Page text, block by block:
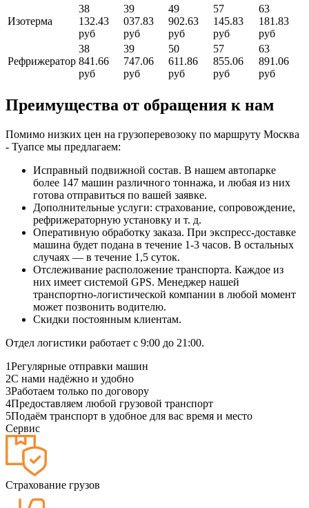
Изотерма
38
132.43
руб
39
037.83
руб
49
902.63
руб
57
145.83
руб
63
181.83
руб
Рефрижератор
38
841.66
руб
39
747.06
руб
50
611.86
руб
57
855.06
руб
63
891.06
руб
Преимущества от обращения к нам
Помимо низких цен на грузоперевозоку по маршруту Москва
- Туапсе мы предлагаем:
Исправный подвижной состав. В нашем автопарке
более 147 машин различного тоннажа, и любая из них
готова отправиться по вашей заявке.
Дополнительные услуги: страхование, сопровождение,
рефрижераторную установку и т. д.
Оперативную обработку заказа. При экспресс-доставке
машина будет подана в течение 1-3 часов. В остальных
случаях — в течение 1,5 суток.
Отслеживание расположение транспорта. Каждое из
них имеет системой GPS. Менеджер нашей
транспортно-логистической компании в любой момент
может позвонить водителю.
Скидки постоянным клиентам.
Отдел логистики работает с 9:00 до 21:00.
1Регулярные отправки машин
2С нами надёжно и удобно
3Работаем только по договору
4Предоставляем любой грузовой транспорт
5Подаём транспорт в удобное для вас время и место
Сервис
Страхование грузов